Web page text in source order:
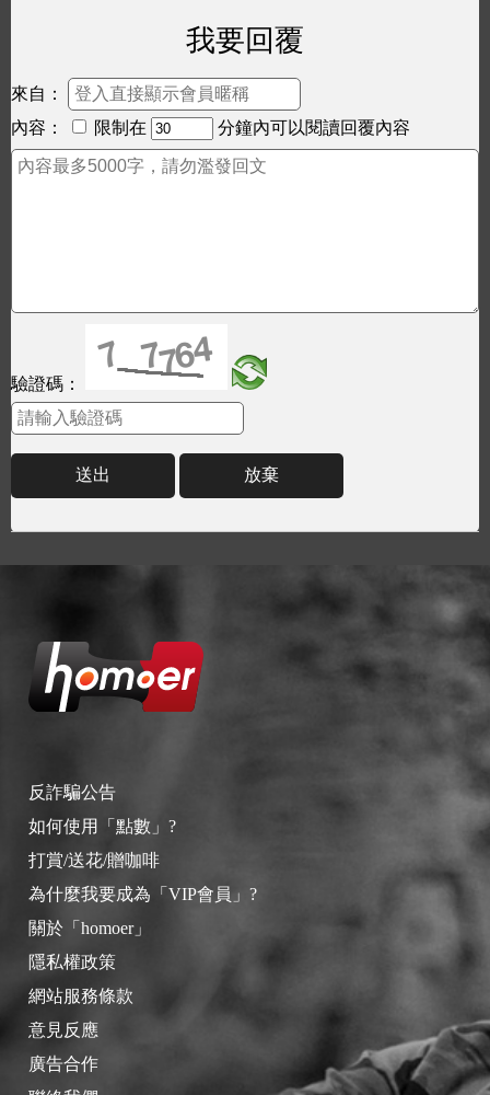
我要回覆
來自：
內容：
限制在 分鐘內可以閱讀回覆內容
驗證碼：
送出 放棄
反詐騙公告
如何使用「點數」?
打賞/送花/贈咖啡
為什麼我要成為「VIP會員」?
關於「homoer」
隱私權政策
網站服務條款
意見反應
廣告合作